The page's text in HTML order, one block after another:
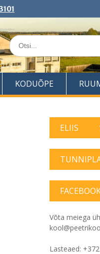
Search
for:
KODUÕPE
ELIIS
Võta meiega
Lasteaed: